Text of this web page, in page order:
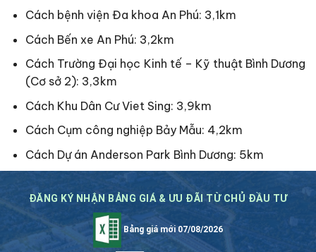
Cách bệnh viện Đa khoa An Phú: 3,1km
Cách Bến xe An Phú: 3,2km
Cách Trường Đại học Kinh tế – Kỹ thuật Bình Dương
(Cơ sở 2): 3,3km
Cách Khu Dân Cư Viet Sing: 3,9km
Cách Cụm công nghiệp Bảy Mẫu: 4,2km
Cách Dự án Anderson Park Bình Dương: 5km
ĐĂNG KÝ NHẬN BẢNG GIÁ & ƯU ĐÃI TỪ CHỦ ĐẦU TƯ
Bảng giá mới 07/08/2026